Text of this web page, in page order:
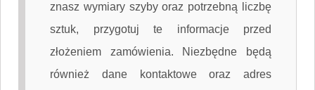
znasz wymiary szyby oraz potrzebną liczbę
sztuk, przygotuj te informacje przed
złożeniem zamówienia. Niezbędne będą
również dane kontaktowe oraz adres